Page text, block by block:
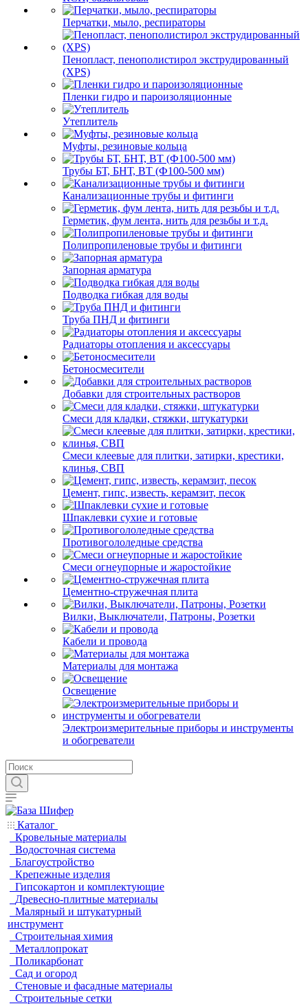
Перчатки, мыло, респираторы
Пенопласт, пенополистирол экструдированный
(XPS)
Пленки гидро и пароизоляционные
Утеплитель
Муфты, резиновые кольца
Трубы БТ, БНТ, ВТ (Ф100-500 мм)
Канализационные трубы и фитинги
Герметик, фум лента, нить для резьбы и т.д.
Полипропиленовые трубы и фитинги
Запорная арматура
Подводка гибкая для воды
Труба ПНД и фитинги
Радиаторы отопления и аксессуары
Бетоносмесители
Добавки для строительных растворов
Смеси для кладки, стяжки, штукатурки
Смеси клеевые для плитки, затирки, крестики,
клинья, СВП
Цемент, гипс, известь, керамзит, песок
Шпаклевки сухие и готовые
Противогололедные средства
Смеси огнеупорные и жаростойкие
Цементно-стружечная плита
Вилки, Выключатели, Патроны, Розетки
Кабели и провода
Материалы для монтажа
Освещение
Электроизмерительные приборы и инструменты
и обогреватели
Каталог
Кровельные материалы
Водосточная система
Благоустройство
Крепежные изделия
Гипсокартон и комплектующие
Древесно-плитные материалы
Малярный и штукатурный
инструмент
Строительная химия
Металлопрокат
Поликарбонат
Сад и огород
Стеновые и фасадные материалы
Строительные сетки